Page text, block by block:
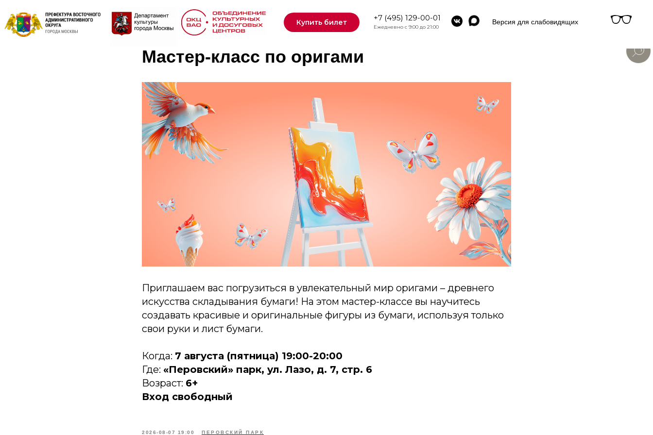
Версия для слабовидящих
Купить билет +7 (495) 129-00-01
Ежедневно с 9:00 до 21:00
Мастер-класс по оригами
Приглашаем вас погрузиться в увлекательный мир оригами – древнего
искусства складывания бумаги! На этом мастер-классе вы научитесь
создавать красивые и оригинальные фигуры из бумаги, используя только
свои руки и лист бумаги.
Когда: 7 августа (пятница) 19:00-20:00
Где: «Перовский» парк, ул. Лазо, д. 7, стр. 6
Возраст: 6+
Вход свободный
2026-08-07 19:00 ПЕРОВСКИЙ ПАРК